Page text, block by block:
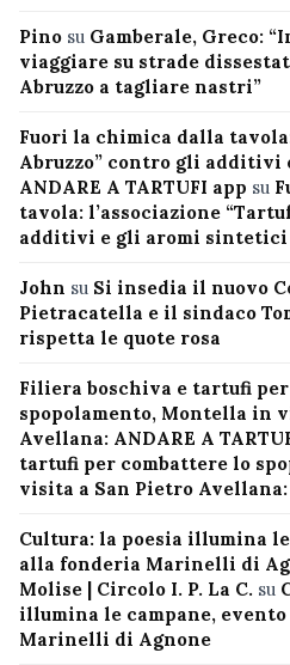
Pino su Gamberale, Greco:
viaggiare su strade
Abruzzo a tagliare nastri”
Fuori la chimica dalla
Abruzzo” contro gli
ANDARE A TARTUFI app su
tavola: l’associazione
additivi e gli aromi sintetici
John su Si insedia il nuovo
Pietracatella e il sindaco
rispetta le quote rosa
Filiera boschiva e tartufi
spopolamento, Montella in
Avellana: ANDARE A
tartufi per combattere lo
visita a San Pietro Avellana:
Cultura: la poesia illumina
alla fonderia Marinelli di
Molise | Circolo I. P. La C. su
illumina le campane,
Marinelli di Agnone